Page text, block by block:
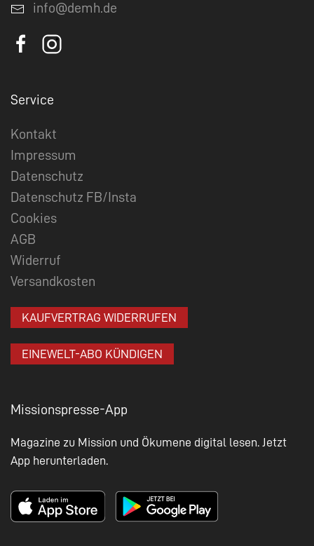
info@demh.de
Service
Kontakt
Impressum
Datenschutz
Datenschutz FB/Insta
Cookies
AGB
Widerruf
Versandkosten
KAUFVERTRAG WIDERRUFEN
EINEWELT-ABO KÜNDIGEN
Missionspresse-App
Magazine zu Mission und Ökumene digital lesen. Jetzt
App herunterladen.